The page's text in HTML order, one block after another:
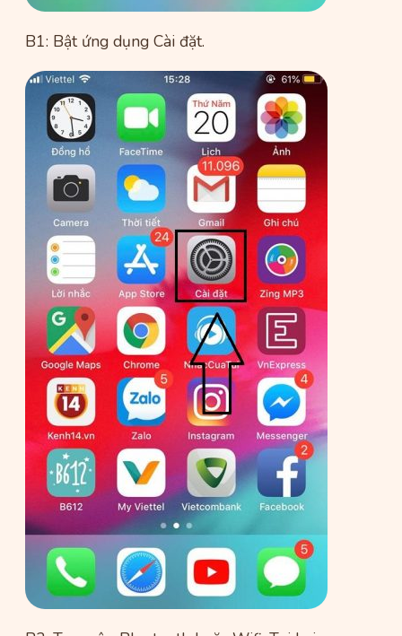
B1: Bật ứng dụng Cài đặt.